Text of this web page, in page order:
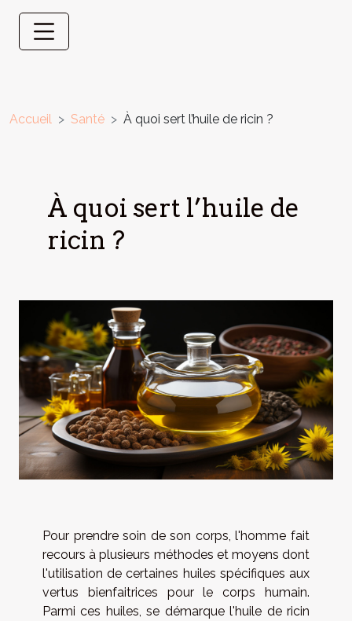
Accueil Santé À quoi sert l’huile de ricin ?
À quoi sert l’huile de
ricin ?
Pour prendre soin de son corps, l'homme fait
recours à plusieurs méthodes et moyens dont
l'utilisation de certaines huiles spécifiques aux
vertus bienfaitrices pour le corps humain.
Parmi ces huiles, se démarque l'huile de ricin